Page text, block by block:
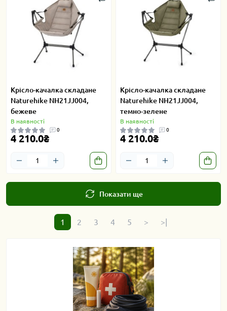
Крісло-качалка складане
Naturehike NH21JJ004,
бежеве
В наявності
0
4 210.0₴
Крісло-качалка складане
Naturehike NH21JJ004,
темно-зелене
В наявності
0
4 210.0₴
Показати ще
1 2 3 4 5 > >|